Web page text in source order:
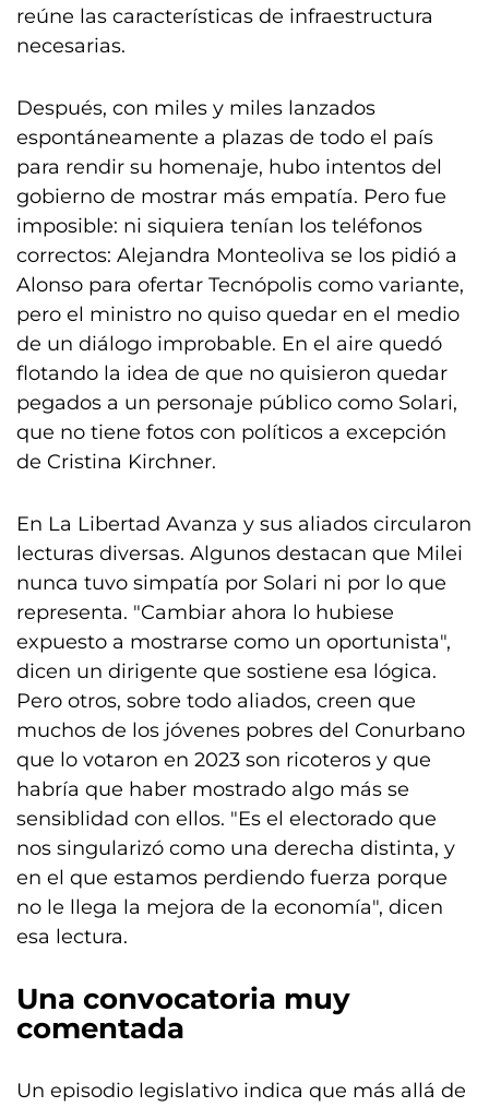
reúne las características de infraestructura
necesarias.
Después, con miles y miles lanzados
espontáneamente a plazas de todo el país
para rendir su homenaje, hubo intentos del
gobierno de mostrar más empatía. Pero fue
imposible: ni siquiera tenían los teléfonos
correctos: Alejandra Monteoliva se los pidió a
Alonso para ofertar Tecnópolis como variante,
pero el ministro no quiso quedar en el medio
de un diálogo improbable. En el aire quedó
flotando la idea de que no quisieron quedar
pegados a un personaje público como Solari,
que no tiene fotos con políticos a excepción
de Cristina Kirchner.
En La Libertad Avanza y sus aliados circularon
lecturas diversas. Algunos destacan que Milei
nunca tuvo simpatía por Solari ni por lo que
representa. "Cambiar ahora lo hubiese
expuesto a mostrarse como un oportunista",
dicen un dirigente que sostiene esa lógica.
Pero otros, sobre todo aliados, creen que
muchos de los jóvenes pobres del Conurbano
que lo votaron en 2023 son ricoteros y que
habría que haber mostrado algo más se
sensiblidad con ellos. "Es el electorado que
nos singularizó como una derecha distinta, y
en el que estamos perdiendo fuerza porque
no le llega la mejora de la economía", dicen
esa lectura.
Una convocatoria muy
comentada
Un episodio legislativo indica que más allá de